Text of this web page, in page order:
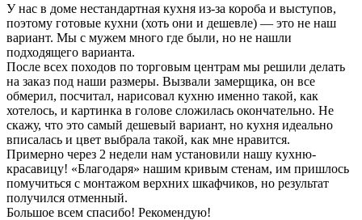
У нас в доме нестандартная кухня из-за короба и выступов,
поэтому готовые кухни (хоть они и дешевле) — это не наш
вариант. Мы с мужем много где были, но не нашли
подходящего варианта.
После всех походов по торговым центрам мы решили делать
на заказ под наши размеры. Вызвали замерщика, он все
обмерил, посчитал, нарисовал кухню именно такой, как
хотелось, и картинка в голове сложилась окончательно. Не
скажу, что это самый дешевый вариант, но кухня идеально
вписалась и цвет выбрала такой, как мне нравится.
Примерно через 2 недели нам установили нашу кухню-
красавицу! «Благодаря» нашим кривым стенам, им пришлось
помучиться с монтажом верхних шкафчиков, но результат
получился отменный.
Большое всем спасибо! Рекомендую!